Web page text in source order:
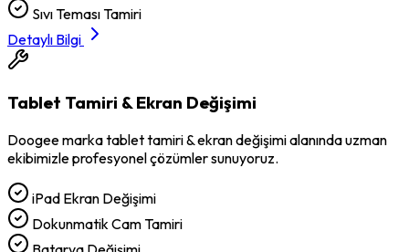
Sıvı Teması Tamiri
Detaylı Bilgi
Tablet Tamiri & Ekran Değişimi
Doogeemarkatablet tamiri & ekran değişimialanında uzman
ekibimizle profesyonel çözümler sunuyoruz.
iPad Ekran Değişimi
Dokunmatik Cam Tamiri